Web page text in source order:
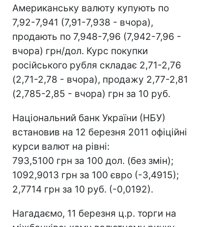
Американську валюту купують по
7,92-7,941 (7,91-7,938 - вчора),
продають по 7,948-7,96 (7,942-7,96 -
вчора) грн/дол. Курс покупки
російського рубля складає 2,71-2,76
(2,71-2,78 - вчора), продажу 2,77-2,81
(2,785-2,85 - вчора) грн за 10 руб.
Національний банк України (НБУ)
встановив на 12 березня 2011 офіційні
курси валют на рівні:
793,5100 грн за 100 дол. (без змін);
1092,9013 грн за 100 євро (-3,4915);
2,7714 грн за 10 руб. (-0,0192).
Нагадаємо, 11 березня ц.р. торги на